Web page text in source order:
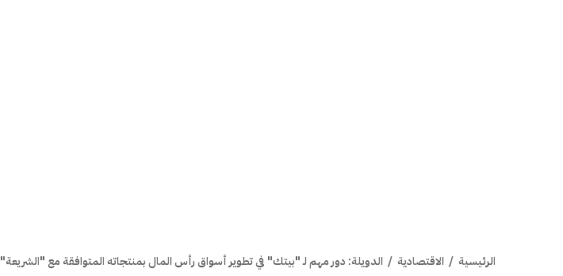
الرئيسية / الاقتصادية / الدويلة: دور مهم لـ "بيتك" في تطوير أسواق رأس المال بمنتجاته المتوافقة مع "الشريعة"